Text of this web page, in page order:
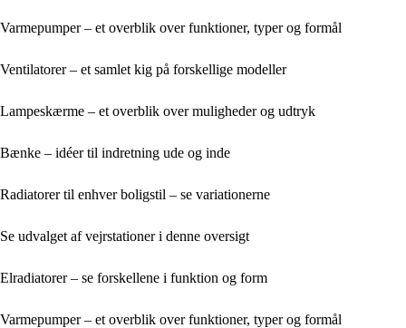
Varmepumper – et overblik over funktioner, typer og formål
Ventilatorer – et samlet kig på forskellige modeller
Lampeskærme – et overblik over muligheder og udtryk
Bænke – idéer til indretning ude og inde
Radiatorer til enhver boligstil – se variationerne
Se udvalget af vejrstationer i denne oversigt
Elradiatorer – se forskellene i funktion og form
Varmepumper – et overblik over funktioner, typer og formål